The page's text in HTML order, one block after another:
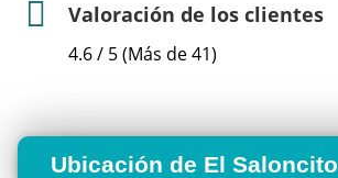
Valoración de los clientes
4.6 / 5 (Más de 41)
Ubicación de El Saloncito